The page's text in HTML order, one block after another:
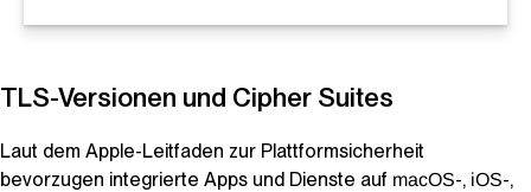
TLS-Versionen und Cipher Suites
Laut dem Apple-Leitfaden zur Plattformsicherheit
bevorzugen integrierte Apps und Dienste auf macOS-, iOS-,